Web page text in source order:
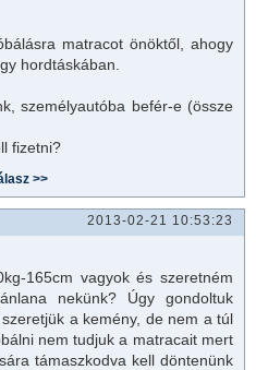
matracot önöktől, ahogy
hordtáskában.
személyautóba befér-e (össze
fizetni?
2013-02-21 10:53:23
165cm vagyok és szeretném
nekünk? Úgy gondoltuk
a kemény, de nem a túl
nem tudjuk a matracait mert
támaszkodva kell döntenünk